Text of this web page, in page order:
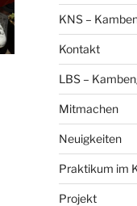
KNS –
Kontakt
LBS –
Mitmachen
Neuigkeiten
Praktikum im
Projekt